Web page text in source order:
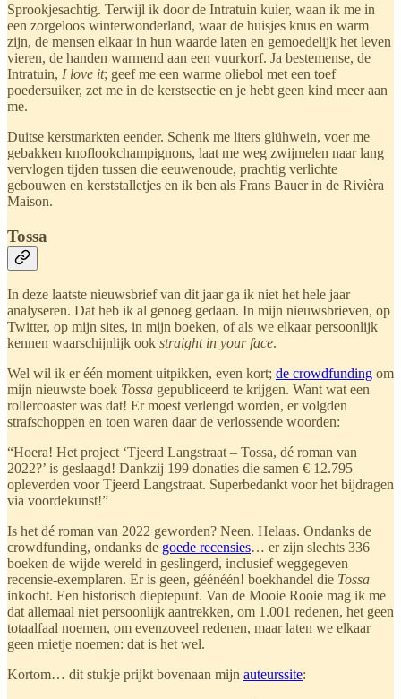
Sprookjesachtig. Terwijl ik door de Intratuin kuier, waan ik me in
een zorgeloos winterwonderland, waar de huisjes knus en warm
zijn, de mensen elkaar in hun waarde laten en gemoedelijk het leven
vieren, de handen warmend aan een vuurkorf. Ja bestemense, de
Intratuin, I love it; geef me een warme oliebol met een toef
poedersuiker, zet me in de kerstsectie en je hebt geen kind meer aan
me.
Duitse kerstmarkten eender. Schenk me liters glühwein, voer me
gebakken knoflookchampignons, laat me weg zwijmelen naar lang
vervlogen tijden tussen die eeuwenoude, prachtig verlichte
gebouwen en kerststalletjes en ik ben als Frans Bauer in de Rivièra
Maison.
Tossa
In deze laatste nieuwsbrief van dit jaar ga ik niet het hele jaar
analyseren. Dat heb ik al genoeg gedaan. In mijn nieuwsbrieven, op
Twitter, op mijn sites, in mijn boeken, of als we elkaar persoonlijk
kennen waarschijnlijk ook straight in your face.
Wel wil ik er één moment uitpikken, even kort; de crowdfunding om
mijn nieuwste boek Tossa gepubliceerd te krijgen. Want wat een
rollercoaster was dat! Er moest verlengd worden, er volgden
strafschoppen en toen waren daar de verlossende woorden:
“Hoera! Het project ‘Tjeerd Langstraat – Tossa, dé roman van
2022?’ is geslaagd! Dankzij 199 donaties die samen € 12.795
opleverden voor Tjeerd Langstraat. Superbedankt voor het bijdragen
via voordekunst!”
Is het dé roman van 2022 geworden? Neen. Helaas. Ondanks de
crowdfunding, ondanks de goede recensies… er zijn slechts 336
boeken de wijde wereld in geslingerd, inclusief weggegeven
recensie-exemplaren. Er is geen, géénéén! boekhandel die Tossa
inkocht. Een historisch dieptepunt. Van de Mooie Rooie mag ik me
dat allemaal niet persoonlijk aantrekken, om 1.001 redenen, het geen
totaalfaal noemen, om evenzoveel redenen, maar laten we elkaar
geen mietje noemen: dat is het wel.
Kortom… dit stukje prijkt bovenaan mijn auteurssite: